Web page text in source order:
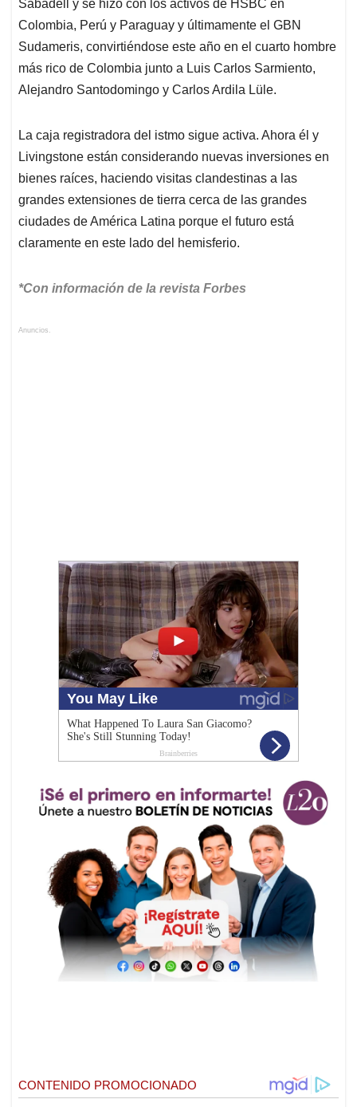
Sabadell y se hizo con los activos de HSBC en
Colombia, Perú y Paraguay y últimamente el GBN
Sudameris, convirtiéndose este año en el cuarto hombre
más rico de Colombia junto a Luis Carlos Sarmiento,
Alejandro Santodomingo y Carlos Ardila Lüle.
La caja registradora del istmo sigue activa. Ahora él y
Livingstone están considerando nuevas inversiones en
bienes raíces, haciendo visitas clandestinas a las
grandes extensiones de tierra cerca de las grandes
ciudades de América Latina porque el futuro está
claramente en este lado del hemisferio.
*Con información de la revista Forbes
Anuncios.